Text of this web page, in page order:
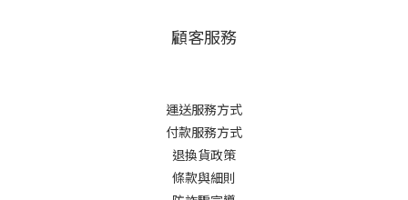
顧客服務
運送服務方式
付款服務方式
退換貨政策
條款與細則